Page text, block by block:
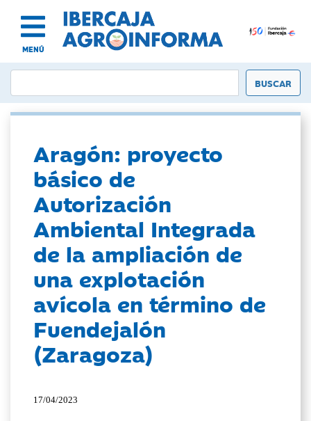
MENÚ
Aragón: proyecto
básico de
Autorización
Ambiental Integrada
de la ampliación de
una explotación
avícola en término de
Fuendejalón
(Zaragoza)
17/04/2023